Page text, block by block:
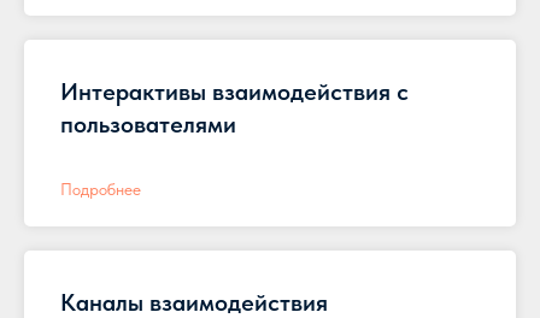
Интерактивы взаимодействия с
пользователями
Подробнее
Каналы взаимодействия